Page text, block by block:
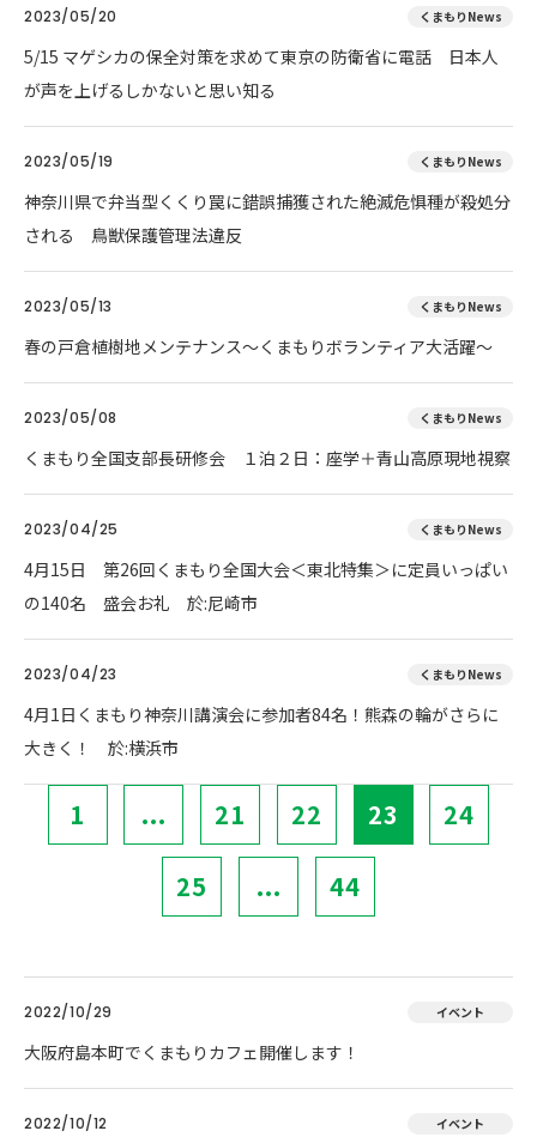
2023/05/20 くまもりNews
5/15 マゲシカの保全対策を求めて東京の防衛省に電話 日本人
が声を上げるしかないと思い知る
2023/05/19 くまもりNews
神奈川県で弁当型くくり罠に錯誤捕獲された絶滅危惧種が殺処分
される 鳥獣保護管理法違反
2023/05/13 くまもりNews
春の戸倉植樹地メンテナンス～くまもりボランティア大活躍～
2023/05/08 くまもりNews
くまもり全国支部長研修会 １泊２日：座学＋青山高原現地視察
2023/04/25 くまもりNews
4月15日 第26回くまもり全国大会＜東北特集＞に定員いっぱい
の140名 盛会お礼 於:尼崎市
2023/04/23 くまもりNews
4月1日くまもり神奈川講演会に参加者84名！熊森の輪がさらに
大きく！ 於:横浜市
1 ... 21 22 23 24
25 ... 44
2022/10/29 イベント
大阪府島本町でくまもりカフェ開催します！
2022/10/12 イベント